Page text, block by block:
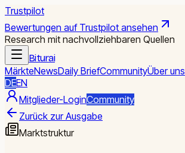
Trustpilot
Bewertungen auf Trustpilot ansehen
Research mit nachvollziehbaren Quellen
Biturai
MärkteNewsDaily BriefCommunityÜber uns
DEEN
Mitglieder-LoginCommunity
Zurück zur Ausgabe
Marktstruktur